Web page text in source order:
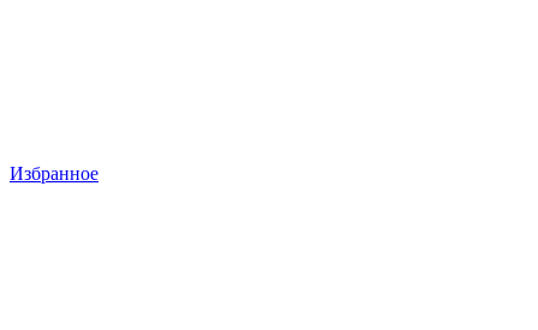
Избранное